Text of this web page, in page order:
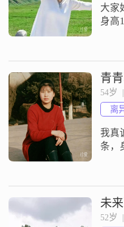
子
大家
身高
目
平时
随和
下的
关注
对时
青
54岁
离
我真
条，
管
面食
待，
未
52岁